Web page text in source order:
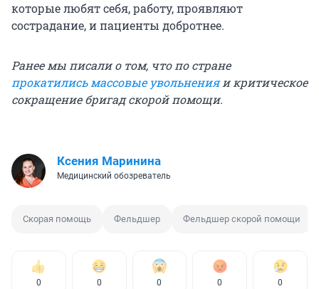
которые любят себя, работу, проявляют
сострадание, и пациенты добротнее.
Ранее мы писали о том, что по стране
прокатились массовые увольненияи критическое
сокращение бригад скорой помощи.
Ксения Маринина
Медицинский обозреватель
Скорая помощь Фельдшер Фельдшер скорой помощи
0 0 0 0 0